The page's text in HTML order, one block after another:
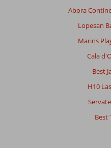
Abora
Lopesan
Marins
Cala
Best
H10
Best